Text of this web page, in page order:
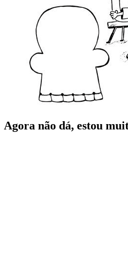
Agora não dá, estou